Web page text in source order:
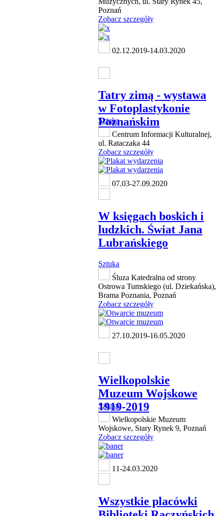
Poznań
Zobacz szczegóły
02.12.2019-14.03.2020
Tatry zimą - wystawa
w Fotoplastykonie
Poznańskim
Sztuka
Centrum Informacji Kulturalnej,
ul. Rataczaka 44
Zobacz szczegóły
07.03-27.09.2020
W księgach boskich i
ludzkich. Świat Jana
Lubrańskiego
Sztuka
Śluza Katedralna od strony
Ostrowa Tumskiego (ul. Dziekańska),
Brama Poznania, Poznań
Zobacz szczegóły
27.10.2019-16.05.2020
Wielkopolskie
Muzeum Wojskowe
1919-2019
Sztuka
Wielkopolskie Muzeum
Wojskowe, Stary Rynek 9, Poznań
Zobacz szczegóły
11-24.03.2020
Wszystkie placówki